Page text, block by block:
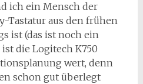
ich ein Mensch der
Tastatur aus den frühen
ist (das ist noch ein
die Logitech K750
wert, denn
schon gut überlegt